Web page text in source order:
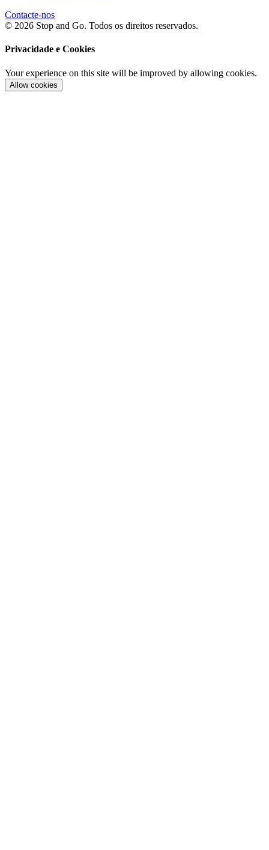
Contacte-nos
© 2026 Stop and Go. Todos os direitos reservados.
Privacidade e Cookies
Your experience on this site will be improved by allowing cookies.
Allow cookies